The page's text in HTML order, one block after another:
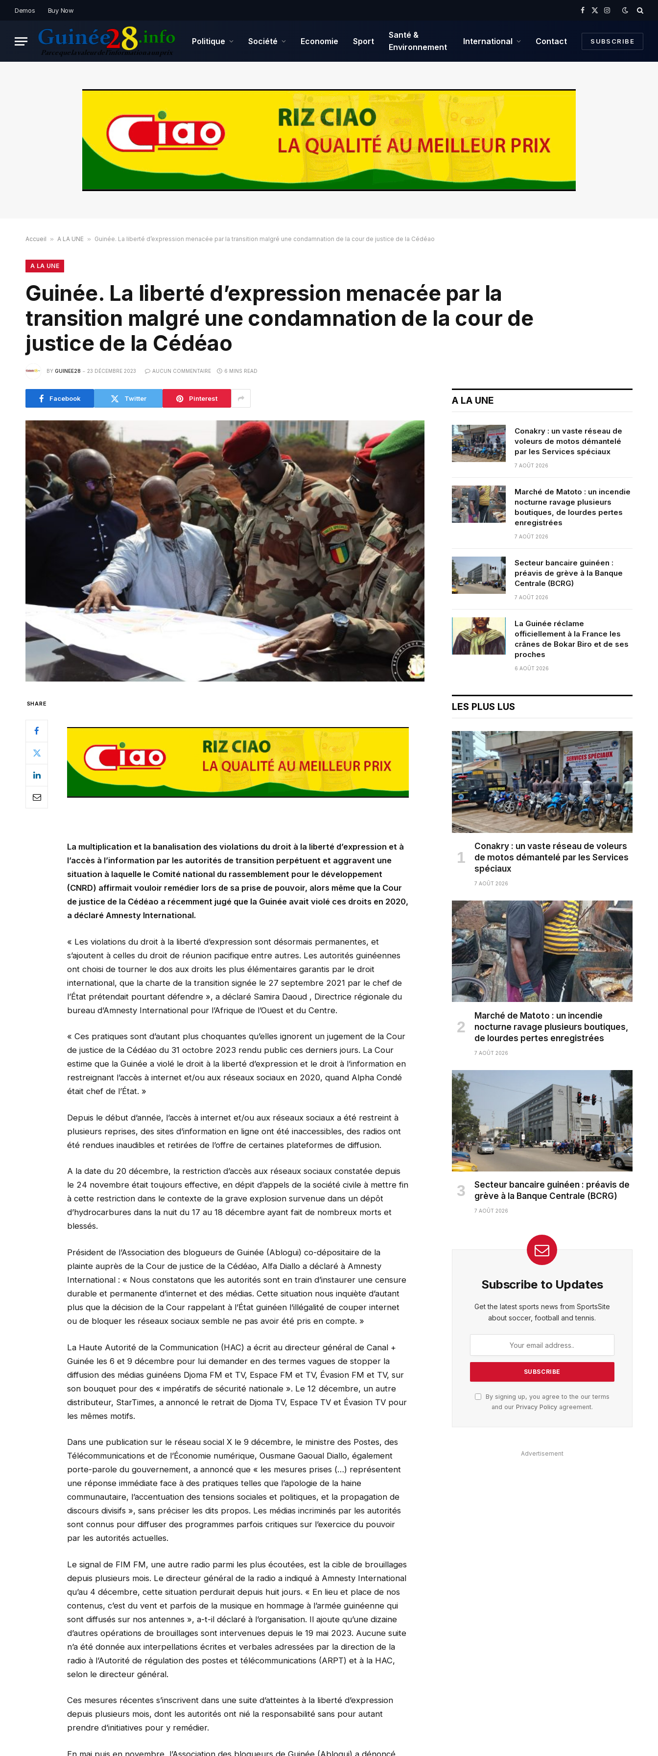
Demos Buy Now
Facebook
X
Instagram
Politique Société Economie Sport
Santé &
Environnement
International Contact SUBSCRIBE
Accueil » A LA UNE » Guinée. La liberté d’expression menacée par la transition malgré une condamnation de la cour de justice de la Cédéao
A LA UNE
Guinée. La liberté d’expression menacée par la
transition malgré une condamnation de la cour de
justice de la Cédéao
BY GUINEE28 23 DÉCEMBRE 2023 AUCUN COMMENTAIRE 6 MINS READ
Facebook Twitter Pinterest
SHARE
La multiplication et la banalisation des violations du droit à la liberté d’expression et à
l’accès à l’information par les autorités de transition perpétuent et aggravent une
situation à laquelle le Comité national du rassemblement pour le développement
(CNRD) affirmait vouloir remédier lors de sa prise de pouvoir, alors même que la Cour
de justice de la Cédéao a récemment jugé que la Guinée avait violé ces droits en 2020,
a déclaré Amnesty International.
« Les violations du droit à la liberté d’expression sont désormais permanentes, et
s’ajoutent à celles du droit de réunion pacifique entre autres. Les autorités guinéennes
ont choisi de tourner le dos aux droits les plus élémentaires garantis par le droit
international, que la charte de la transition signée le 27 septembre 2021 par le chef de
l’État prétendait pourtant défendre », a déclaré Samira Daoud , Directrice régionale du
bureau d’Amnesty International pour l’Afrique de l’Ouest et du Centre.
« Ces pratiques sont d’autant plus choquantes qu’elles ignorent un jugement de la Cour
de justice de la Cédéao du 31 octobre 2023 rendu public ces derniers jours. La Cour
estime que la Guinée a violé le droit à la liberté d’expression et le droit à l’information en
restreignant l’accès à internet et/ou aux réseaux sociaux en 2020, quand Alpha Condé
était chef de l’État. »
Depuis le début d’année, l’accès à internet et/ou aux réseaux sociaux a été restreint à
plusieurs reprises, des sites d’information en ligne ont été inaccessibles, des radios ont
été rendues inaudibles et retirées de l’offre de certaines plateformes de diffusion.
A la date du 20 décembre, la restriction d’accès aux réseaux sociaux constatée depuis
le 24 novembre était toujours effective, en dépit d’appels de la société civile à mettre fin
à cette restriction dans le contexte de la grave explosion survenue dans un dépôt
d’hydrocarbures dans la nuit du 17 au 18 décembre ayant fait de nombreux morts et
blessés.
Président de l’Association des blogueurs de Guinée (Ablogui) co-dépositaire de la
plainte auprès de la Cour de justice de la Cédéao, Alfa Diallo a déclaré à Amnesty
International : « Nous constatons que les autorités sont en train d’instaurer une censure
durable et permanente d’internet et des médias. Cette situation nous inquiète d’autant
plus que la décision de la Cour rappelant à l’État guinéen l’illégalité de couper internet
ou de bloquer les réseaux sociaux semble ne pas avoir été pris en compte. »
La Haute Autorité de la Communication (HAC) a écrit au directeur général de Canal +
Guinée les 6 et 9 décembre pour lui demander en des termes vagues de stopper la
diffusion des médias guinéens Djoma FM et TV, Espace FM et TV, Évasion FM et TV, sur
son bouquet pour des « impératifs de sécurité nationale ». Le 12 décembre, un autre
distributeur, StarTimes, a annoncé le retrait de Djoma TV, Espace TV et Évasion TV pour
les mêmes motifs.
Dans une publication sur le réseau social X le 9 décembre, le ministre des Postes, des
Télécommunications et de l’Économie numérique, Ousmane Gaoual Diallo, également
porte-parole du gouvernement, a annoncé que « les mesures prises (…) représentent
une réponse immédiate face à des pratiques telles que l’apologie de la haine
communautaire, l’accentuation des tensions sociales et politiques, et la propagation de
discours divisifs », sans préciser les dits propos. Les médias incriminés par les autorités
sont connus pour diffuser des programmes parfois critiques sur l’exercice du pouvoir
par les autorités actuelles.
Le signal de FIM FM, une autre radio parmi les plus écoutées, est la cible de brouillages
depuis plusieurs mois. Le directeur général de la radio a indiqué à Amnesty International
qu’au 4 décembre, cette situation perdurait depuis huit jours. « En lieu et place de nos
contenus, c’est du vent et parfois de la musique en hommage à l’armée guinéenne qui
sont diffusés sur nos antennes », a-t-il déclaré à l’organisation. Il ajoute qu’une dizaine
d’autres opérations de brouillages sont intervenues depuis le 19 mai 2023. Aucune suite
n’a été donnée aux interpellations écrites et verbales adressées par la direction de la
radio à l’Autorité de régulation des postes et télécommunications (ARPT) et à la HAC,
selon le directeur général.
Ces mesures récentes s’inscrivent dans une suite d’atteintes à la liberté d’expression
depuis plusieurs mois, dont les autorités ont nié la responsabilité sans pour autant
prendre d’initiatives pour y remédier.
En mai puis en novembre, l’Association des blogueurs de Guinée (Ablogui) a dénoncé
A LA UNE
Conakry : un vaste réseau de
voleurs de motos démantelé
par les Services spéciaux
7 AOÛT 2026
Marché de Matoto : un incendie
nocturne ravage plusieurs
boutiques, de lourdes pertes
enregistrées
7 AOÛT 2026
Secteur bancaire guinéen :
préavis de grève à la Banque
Centrale (BCRG)
7 AOÛT 2026
La Guinée réclame
officiellement à la France les
crânes de Bokar Biro et de ses
proches
6 AOÛT 2026
LES PLUS LUS
Conakry : un vaste réseau de voleurs
de motos démantelé par les Services
spéciaux
7 AOÛT 2026
Marché de Matoto : un incendie
nocturne ravage plusieurs boutiques,
de lourdes pertes enregistrées
7 AOÛT 2026
Secteur bancaire guinéen : préavis de
grève à la Banque Centrale (BCRG)
7 AOÛT 2026
Subscribe to Updates
Get the latest sports news from SportsSite
about soccer, football and tennis.
By signing up, you agree to the our terms
and our Privacy Policyagreement.
Advertisement